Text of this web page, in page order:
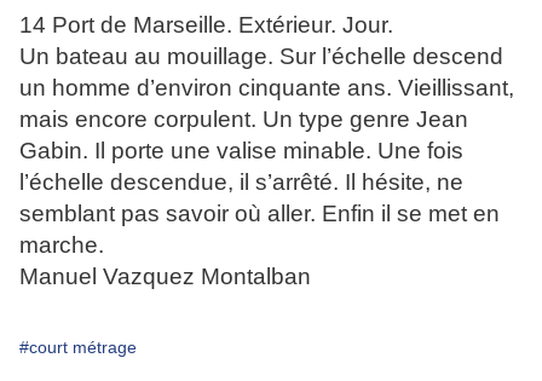
14 Port de Marseille. Extérieur. Jour.
Un bateau au mouillage. Sur l’échelle descend
un homme d’environ cinquante ans. Vieillissant,
mais encore corpulent. Un type genre Jean
Gabin. Il porte une valise minable. Une fois
l’échelle descendue, il s’arrêté. Il hésite, ne
semblant pas savoir où aller. Enfin il se met en
marche.
Manuel Vazquez Montalban
#court métrage